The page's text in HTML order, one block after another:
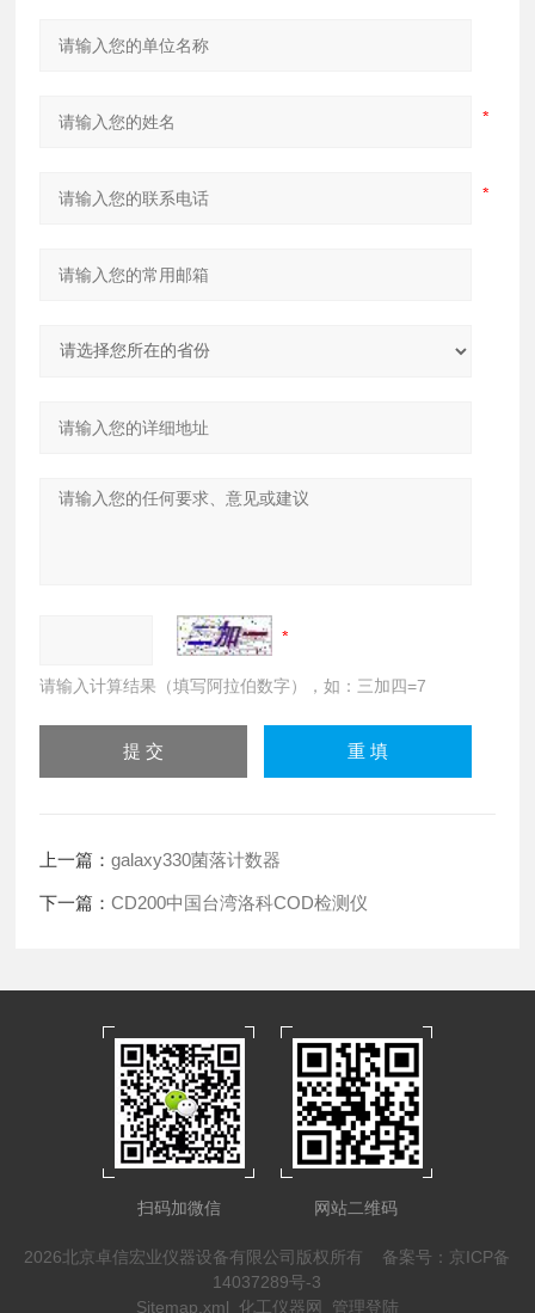
请输入计算结果（填写阿拉伯数字），如：三加四=7
上一篇：galaxy330菌落计数器
下一篇：CD200中国台湾洛科COD检测仪
扫码加微信 网站二维码
2026北京卓信宏业仪器设备有限公司版权所有 备案号：京ICP备
14037289号-3
Sitemap.xml 化工仪器网 管理登陆